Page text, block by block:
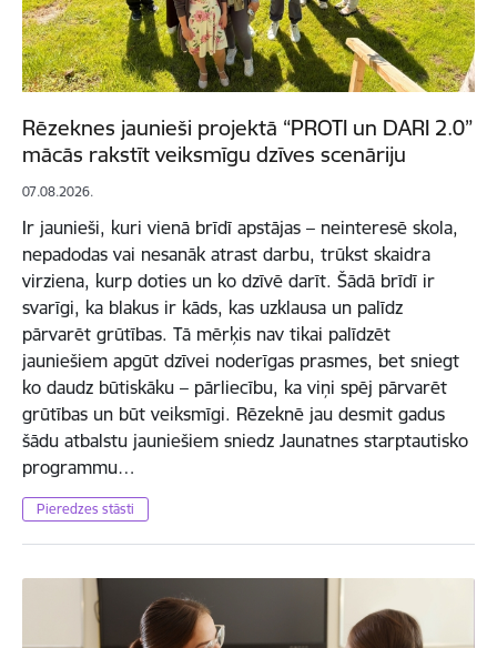
Rēzeknes jaunieši projektā “PROTI un DARI 2.0”
mācās rakstīt veiksmīgu dzīves scenāriju
07.08.2026.
Ir jaunieši, kuri vienā brīdī apstājas – neinteresē skola,
nepadodas vai nesanāk atrast darbu, trūkst skaidra
virziena, kurp doties un ko dzīvē darīt. Šādā brīdī ir
svarīgi, ka blakus ir kāds, kas uzklausa un palīdz
pārvarēt grūtības. Tā mērķis nav tikai palīdzēt
jauniešiem apgūt dzīvei noderīgas prasmes, bet sniegt
ko daudz būtiskāku – pārliecību, ka viņi spēj pārvarēt
grūtības un būt veiksmīgi. Rēzeknē jau desmit gadus
šādu atbalstu jauniešiem sniedz Jaunatnes starptautisko
programmu…
Pieredzes stāsti